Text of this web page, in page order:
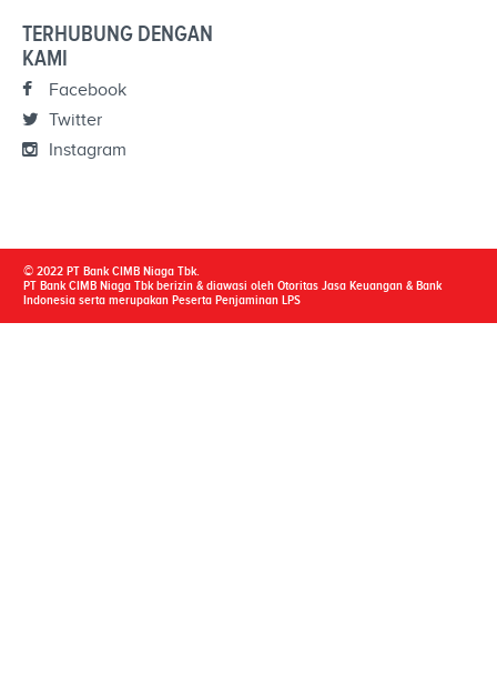
TERHUBUNG DENGAN
KAMI
Facebook
Twitter
Instagram
© 2022 PT Bank CIMB Niaga Tbk.
PT Bank CIMB Niaga Tbk berizin & diawasi oleh Otoritas Jasa Keuangan & Bank
Indonesia serta merupakan Peserta Penjaminan LPS